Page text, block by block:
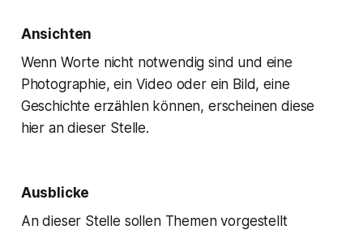
Ansichten
Wenn Worte nicht notwendig sind und eine
Photographie, ein Video oder ein Bild, eine
Geschichte erzählen können, erscheinen diese
hier an dieser Stelle.
Ausblicke
An dieser Stelle sollen Themen vorgestellt